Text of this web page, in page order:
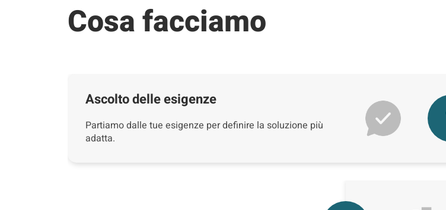
Cosa facciamo
Ascolto delle esigenze
Partiamo dalle tue esigenze per definire la soluzione più
adatta.